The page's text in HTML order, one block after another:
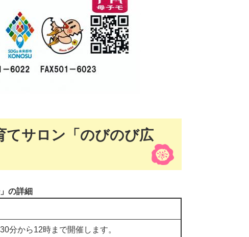
てサロン「のびのび広
の詳細
分から12時まで開催します。